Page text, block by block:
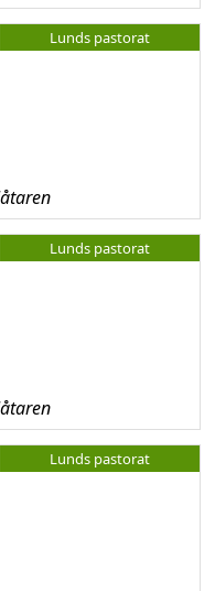
Lunds pastorat
Lunds pastorat
Lunds pastorat